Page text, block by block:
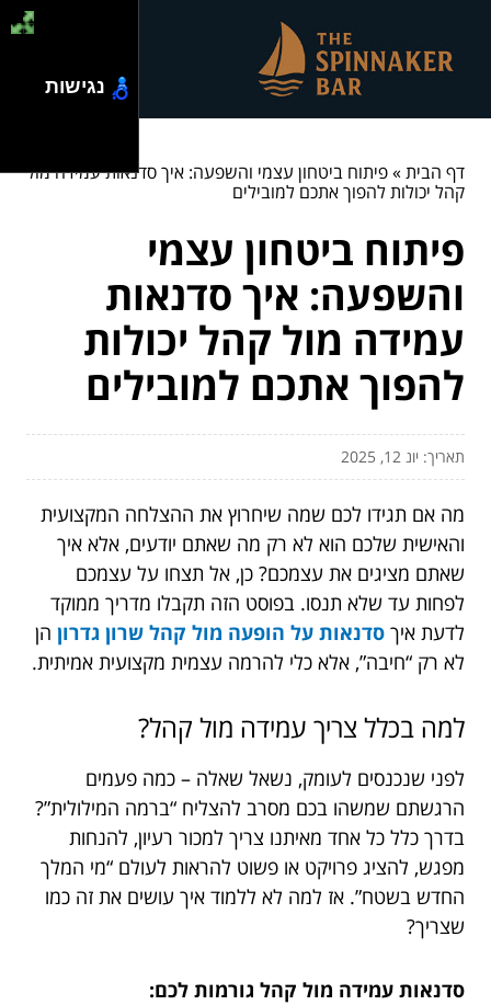
דף הבית»פיתוח ביטחון עצמי והשפעה: איך סדנאות עמידה מול
קהל יכולות להפוך אתכם למובילים
פיתוח ביטחון עצמי
והשפעה: איך סדנאות
עמידה מול קהל יכולות
להפוך אתכם למובילים
תאריך: יונ 12, 2025
מה אם תגידו לכם שמה שיחרוץ את ההצלחה המקצועית
והאישית שלכם הוא לא רק מה שאתם יודעים, אלא איך
שאתם מציגים את עצמכם? כן, אל תצחו על עצמכם
לפחות עד שלא תנסו. בפוסט הזה תקבלו מדריך ממוקד
לדעת איך סדנאות על הופעה מול קהל שרון גדרון הן
לא רק “חיבה”, אלא כלי להרמה עצמית מקצועית אמיתית.
למה בכלל צריך עמידה מול קהל?
לפני שנכנסים לעומק, נשאל שאלה – כמה פעמים
הרגשתם שמשהו בכם מסרב להצליח “ברמה המילולית”?
בדרך כלל כל אחד מאיתנו צריך למכור רעיון, להנחות
מפגש, להציג פרויקט או פשוט להראות לעולם “מי המלך
החדש בשטח”. אז למה לא ללמוד איך עושים את זה כמו
שצריך?
סדנאות עמידה מול קהל גורמות לכם:
נגישות